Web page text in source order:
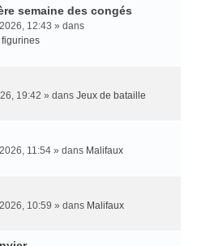
semaine des congés
12:43 » dans
19:42 » dans Jeux de bataille
11:54 » dans Malifaux
10:59 » dans Malifaux